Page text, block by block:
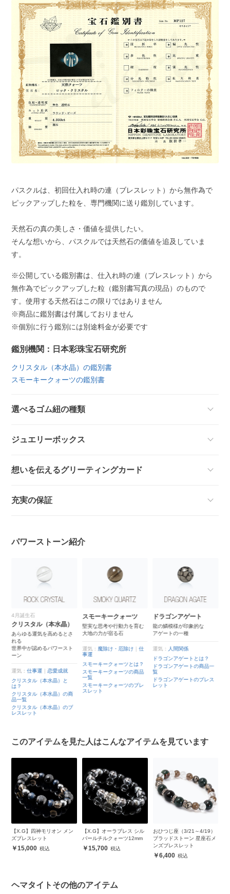
パスクルは、初回仕入れ時の連（ブレスレット）から無作為で
ピックアップした粒を、専門機関に送り鑑別しています。
天然石の真の美しさ・価値を提供したい。
そんな想いから、パスクルでは天然石の価値を追及していま
す。
※公開している鑑別書は、仕入れ時の連（ブレスレット）から
無作為でピックアップした粒（鑑別書写真の現品）のもので
す。使用する天然石はこの限りではありません
※商品に鑑別書は付属しておりません
※個別に行う鑑別には別途料金が必要です
鑑別機関：日本彩珠宝石研究所
クリスタル（本水晶）の鑑別書
スモーキークォーツの鑑別書
選べるゴム紐の種類
ジュエリーボックス
想いを伝えるグリーティングカード
充実の保証
パワーストーン紹介
4月誕生石
クリスタル（本水晶）
あらゆる運気を高めるとさ
れる
世界中が認めるパワースト
ーン
運気：仕事運 ｜恋愛成就
クリスタル（本水晶）と
は？
クリスタル（本水晶）の商
品一覧
クリスタル（本水晶）のブ
レスレット
スモーキークォーツ
堅実な思考や行動力を育む
大地の力が宿る石
運気： 魔除け・厄除け ｜仕
事運
スモーキークォーツとは？
スモーキークォーツの商品
一覧
スモーキークォーツのブレ
スレット
ドラゴンアゲート
龍の鱗模様が印象的な
アゲートの一種
運気：
人間関係
ドラゴンアゲートとは？
ドラゴンアゲートの商品一
覧
ドラゴンアゲートのブレス
レット
このアイテムを見た人はこんなアイテムを見ています
【X.G】四神モリオン メン
ズブレスレット
15,000
【X.G】オーラブレス シル
バールチルクォーツ12mm
15,700
おひつじ座（3/21～4/19）
ブラッドストーン 星座石メ
ンズブレスレット
6,400
ヘマタイトその他のアイテム